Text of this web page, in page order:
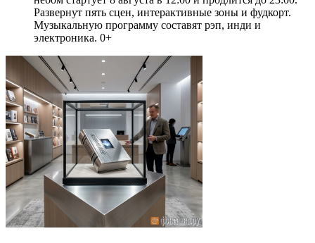
Развернут пять сцен, интерактивные зоны и фудкорт.
Музыкальную программу составят рэп, инди и
электроника. 0+